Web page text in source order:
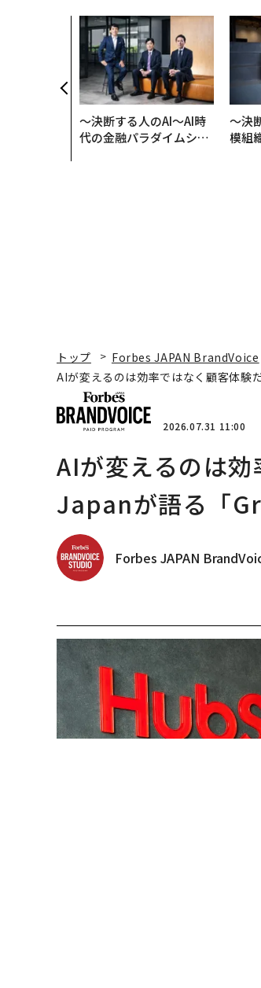
〜決断する人のAI〜AI時
代の金融パラダイムシフ
〜決
模組
トップ Forbes JAPAN BrandVoice
AIが変えるのは効率ではなく顧客体
2026.07.31 11:00
AIが変えるのは
Japanが語る「
Forbes JAPAN